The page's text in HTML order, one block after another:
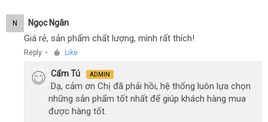
N Ngọc Ngân
Giá rẻ, sản phẩm chất lượng, mình rất thích!
Reply ● Like
Cẩm Tú ADMIN
Dạ, cảm ơn Chị đã phải hồi, hệ thống luôn lựa chọn
những sản phẩm tốt nhất để giúp khách hàng mua
được hàng tốt.